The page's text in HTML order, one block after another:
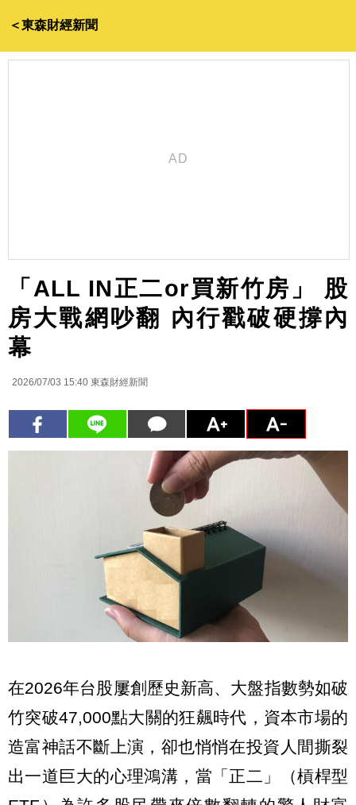
＜東森財經新聞
「ALL IN正二or買新竹房」 股
房大戰網吵翻 內行戳破硬撐內
幕
2026/07/03 15:40 東森財經新聞
在2026年台股屢創歷史新高、大盤指數勢如破
竹突破47,000點大關的狂飆時代，資本市場的
造富神話不斷上演，卻也悄悄在投資人間撕裂
出一道巨大的心理鴻溝，當「正二」（槓桿型